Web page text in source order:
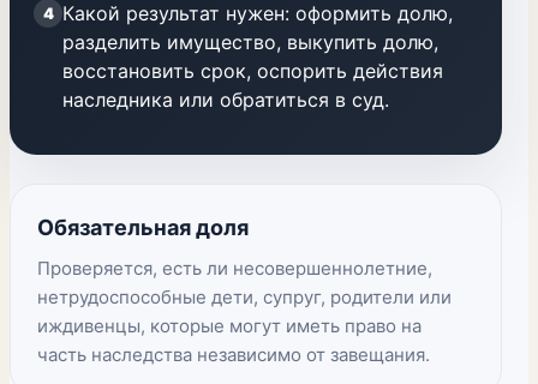
4 Какой результат нужен: оформить долю,
разделить имущество, выкупить долю,
восстановить срок, оспорить действия
наследника или обратиться в суд.
Обязательная доля
Проверяется, есть ли несовершеннолетние,
нетрудоспособные дети, супруг, родители или
иждивенцы, которые могут иметь право на
часть наследства независимо от завещания.